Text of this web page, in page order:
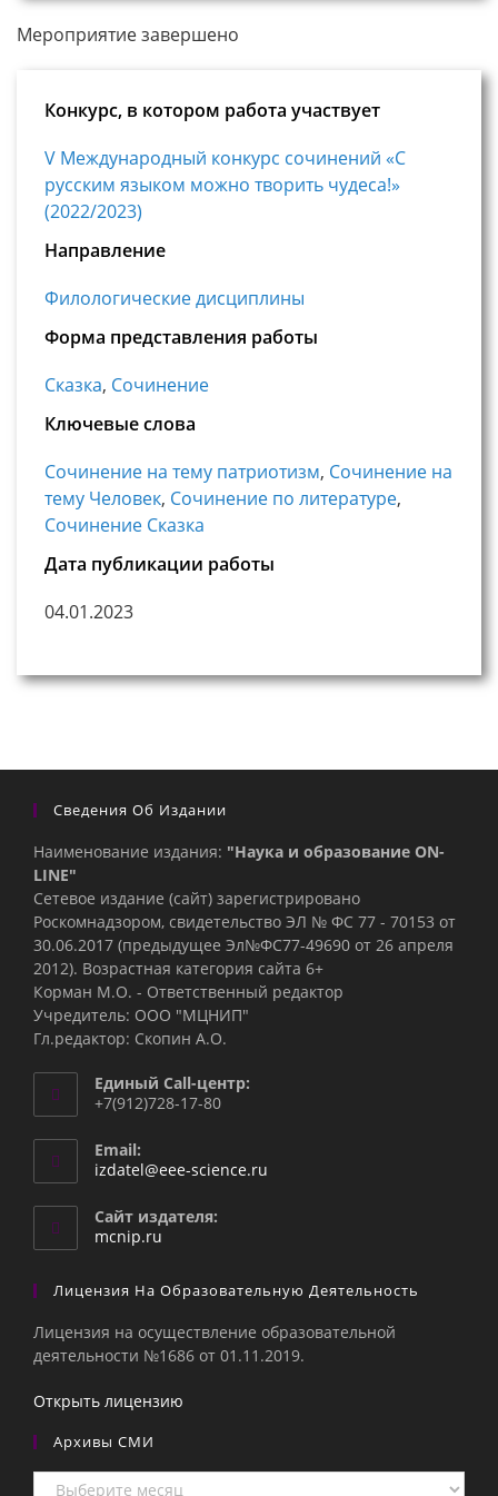
Мероприятие завершено
Конкурс, в котором работа участвует
V Международный конкурс сочинений «С
русским языком можно творить чудеса!»
(2022/2023)
Направление
Филологические дисциплины
Форма представления работы
Сказка, Сочинение
Ключевые слова
Сочинение на тему патриотизм, Сочинение на
тему Человек, Сочинение по литературе,
Сочинение Сказка
Дата публикации работы
04.01.2023
Сведения Об Издании
Наименование издания: "Наука и образование ON-
LINE"
Сетевое издание (сайт) зарегистрировано
Роскомнадзором, свидетельство ЭЛ № ФС 77 - 70153 от
30.06.2017 (предыдущее Эл№ФC77-49690 от 26 апреля
2012). Возрастная категория сайта 6+
Корман М.О. - Ответственный редактор
Учредитель: ООО "МЦНИП"
Гл.редактор: Скопин А.О.
Единый Call-центр:
+7(912)728-17-80
Email:
izdatel@eee-science.ru
Сайт издателя:
mcnip.ru
Лицензия На Образовательную Деятельность
Лицензия на осуществление образовательной
деятельности №1686 от 01.11.2019.
Открыть лицензию
Архивы СМИ
Архивы